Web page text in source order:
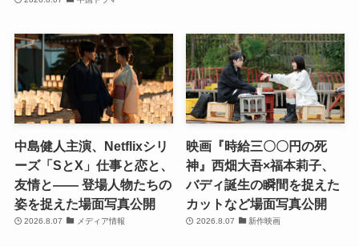
中島健人主演、Netflixシリ
ーズ「SとX」仕事と恋と、
友情と―― 登場人物たちの
姿を捉えた場面写真公開
2026.8.07 メディア情報
映画『時給三〇〇円の死
神』西畑大吾×福本莉子、
バディ誕生の瞬間を捉えた
カットなど場面写真公開
2026.8.07 新作映画